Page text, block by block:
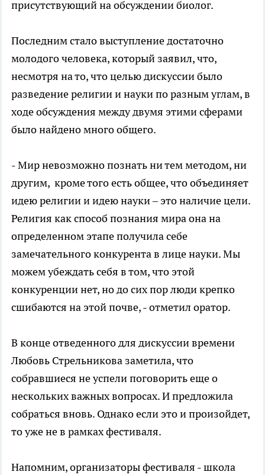
присутствующий на обсуждении биолог.
Последним стало выступление достаточно
молодого человека, который заявил, что,
несмотря на то, что целью дискуссии было
разведение религии и науки по разным углам, в
ходе обсуждения между двумя этими сферами
было найдено много общего.
- Мир невозможно познать ни тем методом, ни
другим, кроме того есть общее, что объединяет
идею религии и идею науки – это наличие цели.
Религия как способ познания мира она на
определенном этапе получила себе
замечательного конкурента в лице науки. Мы
можем убеждать себя в том, что этой
конкуренции нет, но до сих пор люди крепко
сшибаются на этой почве, - отметил оратор.
В конце отведенного для дискуссии времени
Любовь Стрельникова заметила, что
собравшиеся не успели поговорить еще о
нескольких важных вопросах. И предложила
собраться вновь. Однако если это и произойдет,
то уже не в рамках фестиваля.
Напомним, организаторы фестиваля - школа